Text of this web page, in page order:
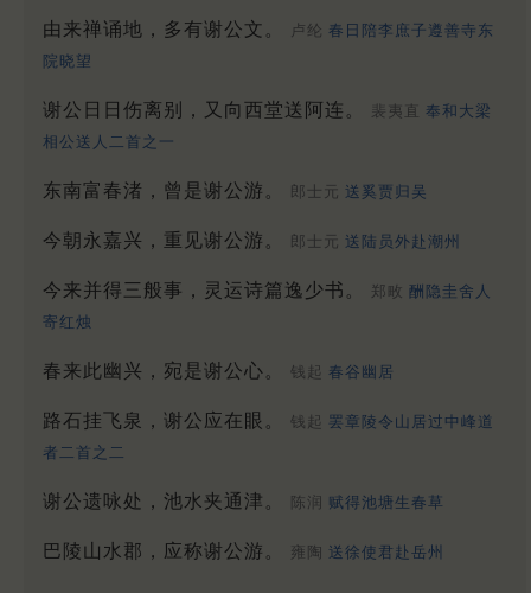
由来禅诵地，多有谢公文。 卢纶 春日陪李庶子遵善寺东
院晓望
谢公日日伤离别，又向西堂送阿连。 裴夷直 奉和大梁
相公送人二首之一
东南富春渚，曾是谢公游。 郎士元 送奚贾归吴
今朝永嘉兴，重见谢公游。 郎士元 送陆员外赴潮州
今来并得三般事，灵运诗篇逸少书。 郑畋 酬隐圭舍人
寄红烛
春来此幽兴，宛是谢公心。 钱起 春谷幽居
路石挂飞泉，谢公应在眼。 钱起 罢章陵令山居过中峰道
者二首之二
谢公遗咏处，池水夹通津。 陈润 赋得池塘生春草
巴陵山水郡，应称谢公游。 雍陶 送徐使君赴岳州